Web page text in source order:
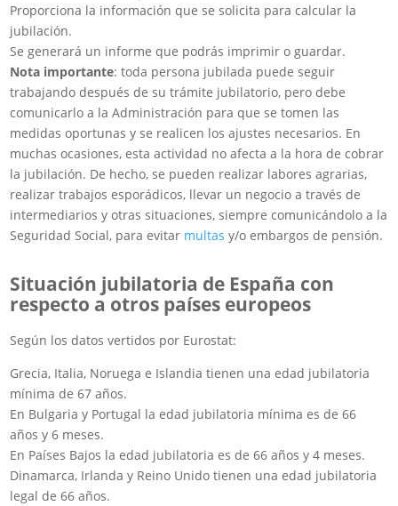
Proporciona la información que se solicita para calcular la
jubilación.
Se generará un informe que podrás imprimir o guardar.
Nota importante: toda persona jubilada puede seguir
trabajando después de su trámite jubilatorio, pero debe
comunicarlo a la Administración para que se tomen las
medidas oportunas y se realicen los ajustes necesarios. En
muchas ocasiones, esta actividad no afecta a la hora de cobrar
la jubilación. De hecho, se pueden realizar labores agrarias,
realizar trabajos esporádicos, llevar un negocio a través de
intermediarios y otras situaciones, siempre comunicándolo a la
Seguridad Social, para evitar multas y/o embargos de pensión.
Situación jubilatoria de España con
respecto a otros países europeos
Según los datos vertidos por Eurostat:
Grecia, Italia, Noruega e Islandia tienen una edad jubilatoria
mínima de 67 años.
En Bulgaria y Portugal la edad jubilatoria mínima es de 66
años y 6 meses.
En Países Bajos la edad jubilatoria es de 66 años y 4 meses.
Dinamarca, Irlanda y Reino Unido tienen una edad jubilatoria
legal de 66 años.